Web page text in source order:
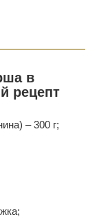
в
рецепт
– 300 г;